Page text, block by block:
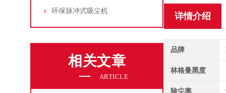
环保脉冲式吸尘机
相关文章
ARTICLE
详情介绍
品牌
林格曼黑度
除尘率